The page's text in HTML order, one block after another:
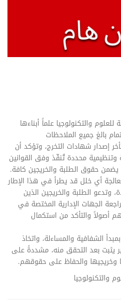
والتكنولوجيا علماً أبناءها
بالغ جميع الملاحظات
إصدار شهادات التخرج، وتؤكد أن
وتنظيمية محددة تُنفّذ وفق القوانين
يضمن حقوق الطلبة والخريجين كافة.
أي خلل قد يطرأ في هذا الإطار
وتدعو الطلبة والخريجين الذين
الجهات الإدارية المختصة في
أصولاً والتأكد من استكمال
الشفافية والمساءلة، واتخاذ
يثبت بعد التحقق منه، مشددةً على
وخريجيها والحفاظ على حقوقهم.
والتكنولوجيا